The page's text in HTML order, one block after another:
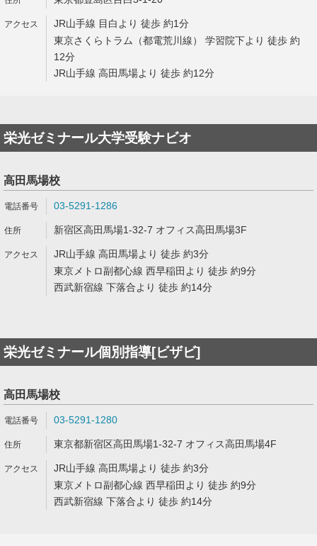
JR山手線 目白より 徒歩 約1分
東京さくらトラム（都電荒川線） 学習院下より 徒歩 約
12分
JR山手線 高田馬場より 徒歩 約12分
栄光ゼミナール大学受験ナビオ
高田馬場校
03-5291-1286
新宿区高田馬場1-32-7 オフィス高田馬場3F
JR山手線 高田馬場より 徒歩 約3分
東京メトロ副都心線 西早稲田より 徒歩 約9分
西武新宿線 下落合より 徒歩 約14分
栄光ゼミナール個別指導[ビザビ]
高田馬場校
03-5291-1280
東京都新宿区高田馬場1-32-7 オフィス高田馬場4F
JR山手線 高田馬場より 徒歩 約3分
東京メトロ副都心線 西早稲田より 徒歩 約9分
西武新宿線 下落合より 徒歩 約14分